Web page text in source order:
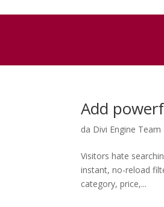
Add
da Divi Engine Team
Visitors hate
instant, no-reload
category, price,...